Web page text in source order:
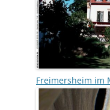
Freimersheim im